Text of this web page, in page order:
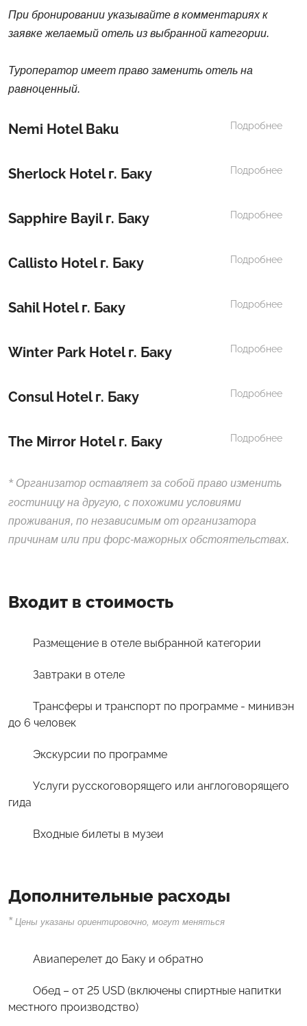
При бронировании указывайте в комментариях к
заявке желаемый отель из выбранной категории.
Туроператор имеет право заменить отель на
равноценный.
Nemi Hotel Baku Подробнее
Sherlock Hotel г. Баку Подробнее
Sapphire Bayil г. Баку Подробнее
Callisto Hotel г. Баку Подробнее
Sahil Hotel г. Баку Подробнее
Winter Park Hotel г. Баку Подробнее
Consul Hotel г. Баку Подробнее
The Mirror Hotel г. Баку Подробнее
*Организатор оставляет за собой право изменить
гостиницу на другую, с похожими условиями
проживания, по независимым от организатора
причинам или при форс-мажорных обстоятельствах.
Входит в стоимость
Размещение в отеле выбранной категории
Завтраки в отеле
Трансферы и транспорт по программе - минивэн
до 6 человек
Экскурсии по программе
Услуги русскоговорящего или англоговорящего
гида
Входные билеты в музеи
Дополнительные расходы
* Цены указаны ориентировочно, могут меняться
Авиаперелет до Баку и обратно
Обед – от 25 USD (включены спиртные напитки
местного производство)